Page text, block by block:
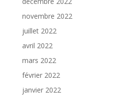
novembre 2022
juillet 2022
avril 2022
mars 2022
février 2022
janvier 2022